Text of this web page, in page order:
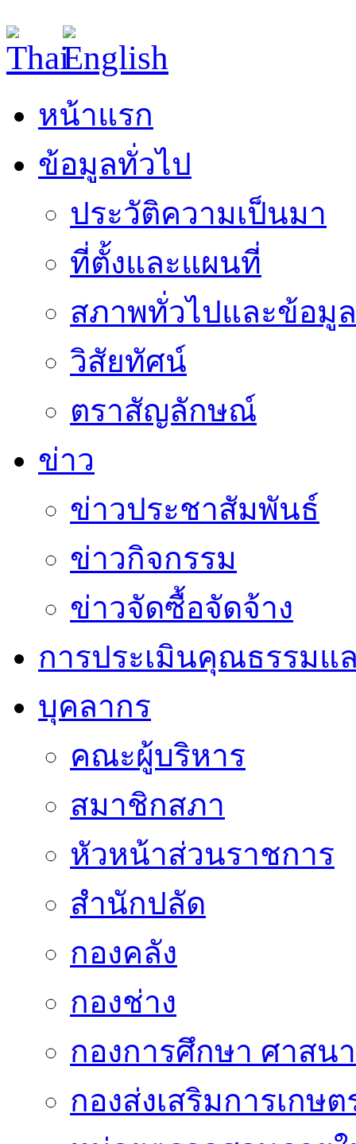
หน้าแรก
ข้อมูลทั่วไป
ประวัติความเป็นมา
ที่ตั้งและแผนที่
สภาพทั่วไปและข้อมู
วิสัยทัศน์
ตราสัญลักษณ์
ข่าว
ข่าวประชาสัมพันธ์
ข่าวกิจกรรม
ข่าวจัดซื้อจัดจ้าง
การประเมินคุณธรรมแ
บุคลากร
คณะผู้บริหาร
สมาชิกสภา
หัวหน้าส่วนราชการ
สำนักปลัด
กองคลัง
กองช่าง
กองการศึกษา ศาสน
กองส่งเสริมการเกษต